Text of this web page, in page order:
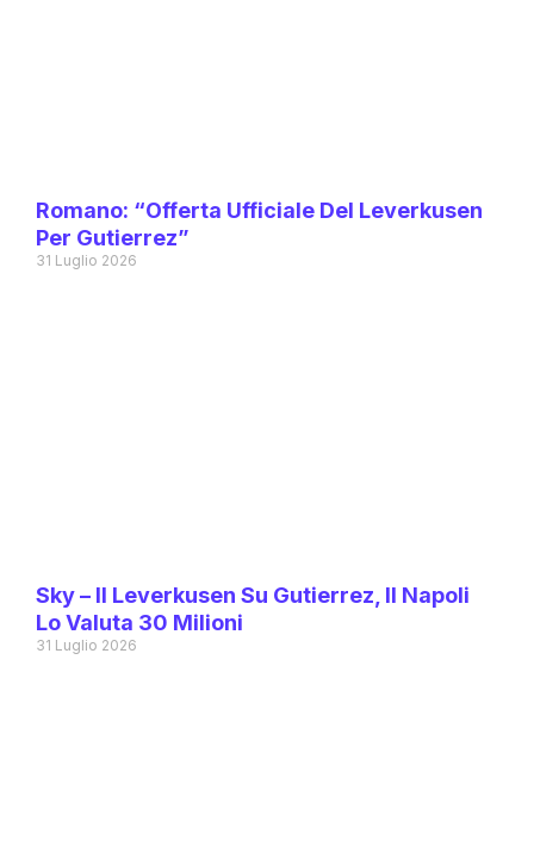
Romano: “Offerta Ufficiale Del Leverkusen
Per Gutierrez”
31 Luglio 2026
Sky – Il Leverkusen Su Gutierrez, Il Napoli
Lo Valuta 30 Milioni
31 Luglio 2026